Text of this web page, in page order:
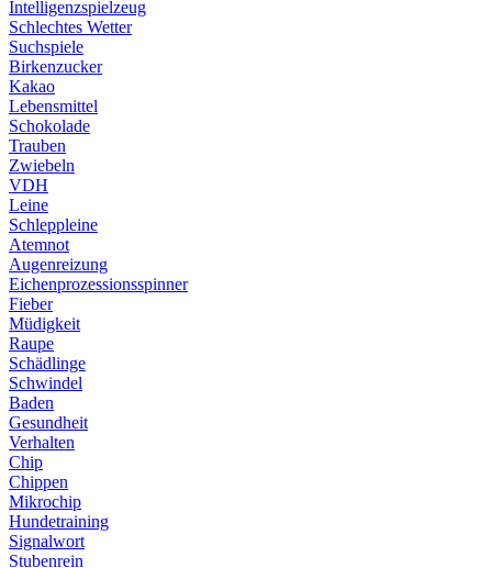
Intelligenzspielzeug
Schlechtes Wetter
Suchspiele
Birkenzucker
Kakao
Lebensmittel
Schokolade
Trauben
Zwiebeln
VDH
Leine
Schleppleine
Atemnot
Augenreizung
Eichenprozessionsspinner
Fieber
Müdigkeit
Raupe
Schädlinge
Schwindel
Baden
Gesundheit
Verhalten
Chip
Chippen
Mikrochip
Hundetraining
Signalwort
Stubenrein